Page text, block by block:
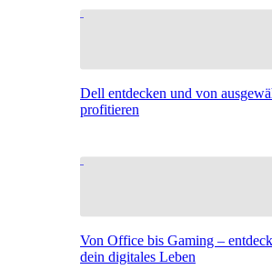
Dell entdecken und von
profitieren
Von Office bis Gaming –
dein digitales Leben